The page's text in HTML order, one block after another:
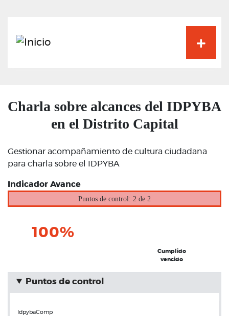
Charla sobre alcances del IDPYBA
en el Distrito Capital
Gestionar acompañamiento de cultura ciudadana
para charla sobre el IDPYBA
Indicador Avance
Puntos de control: 2 de 2
100%
Cumplido
vencido
Puntos de control
IdpybaComp